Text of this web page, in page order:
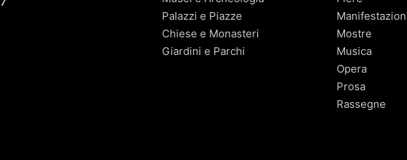
Palazzi e Piazze
Chiese e Monasteri
Giardini e Parchi
Mostre
Musica
Opera
Prosa
Rassegne